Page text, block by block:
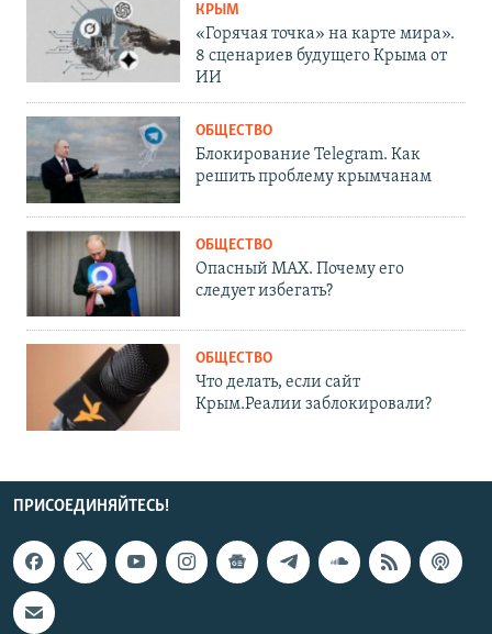
КРЫМ
«Горячая точка» на карте мира».
8 сценариев будущего Крыма от
ИИ
ОБЩЕСТВО
Блокирование Telegram. Как
решить проблему крымчанам
ОБЩЕСТВО
Опасный MAX. Почему его
следует избегать?
ОБЩЕСТВО
Что делать, если сайт
Крым.Реалии заблокировали?
ПРИСОЕДИНЯЙТЕСЬ!